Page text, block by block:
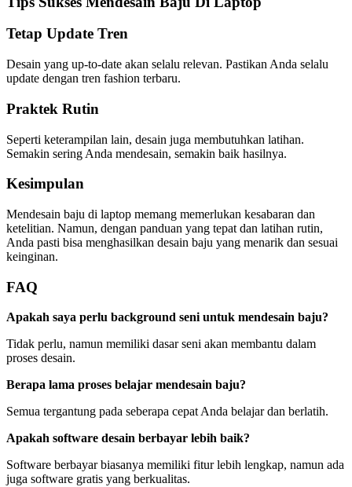
Tetap Update Tren
Desain yang up-to-date akan selalu relevan. Pastikan Anda selalu
update dengan tren fashion terbaru.
Praktek Rutin
Seperti keterampilan lain, desain juga membutuhkan latihan.
Semakin sering Anda mendesain, semakin baik hasilnya.
Kesimpulan
Mendesain baju di laptop memang memerlukan kesabaran dan
ketelitian. Namun, dengan panduan yang tepat dan latihan rutin,
Anda pasti bisa menghasilkan desain baju yang menarik dan sesuai
keinginan.
FAQ
Apakah saya perlu background seni untuk mendesain baju?
Tidak perlu, namun memiliki dasar seni akan membantu dalam
proses desain.
Berapa lama proses belajar mendesain baju?
Semua tergantung pada seberapa cepat Anda belajar dan berlatih.
Apakah software desain berbayar lebih baik?
Software berbayar biasanya memiliki fitur lebih lengkap, namun ada
juga software gratis yang berkualitas.